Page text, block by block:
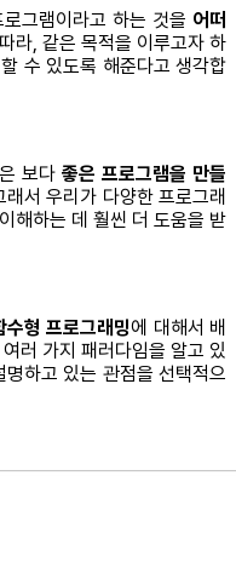
그램이라고 하는 것을 어떠
라, 같은 목적을 이루고자 하
수 있도록 해준다고 생각합
보다 좋은 프로그램을 만들
서 우리가 다양한 프로그래
해하는 데 훨씬 더 도움을 받
수형 프로그래밍에 대해서 배
러 가지 패러다임을 알고 있
하고 있는 관점을 선택적으